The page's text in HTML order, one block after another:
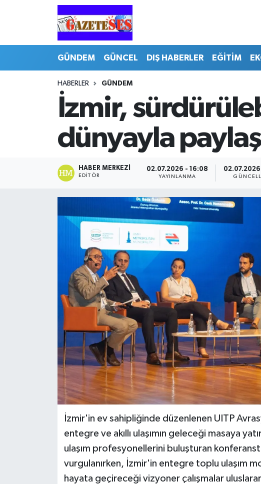
GÜNDEM GÜNCEL DIŞ HABERLER EĞİTİM
HABERLER GÜNDEM
İzmir,
dünyayla
HABER MERKEZI
EDITÖR
02.07.2026 - 16:08
YAYINLANMA
02.07.2026
İzmir'in ev sahipliğinde düzenlenen UITP
entegre ve akıllı ulaşımın geleceği masaya
ulaşım profesyonellerini buluşturan
vurgulanırken, İzmir'in entegre toplu ulaşım
hayata geçireceği vizyoner çalışmalar